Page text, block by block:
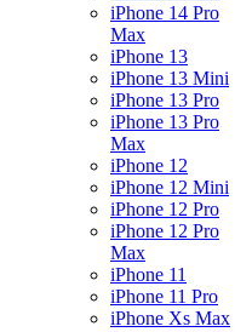
iPhone 14 Pro
Max
iPhone 13
iPhone 13 Mini
iPhone 13 Pro
iPhone 13 Pro
Max
iPhone 12
iPhone 12 Mini
iPhone 12 Pro
iPhone 12 Pro
Max
iPhone 11
iPhone 11 Pro
iPhone Xs Max